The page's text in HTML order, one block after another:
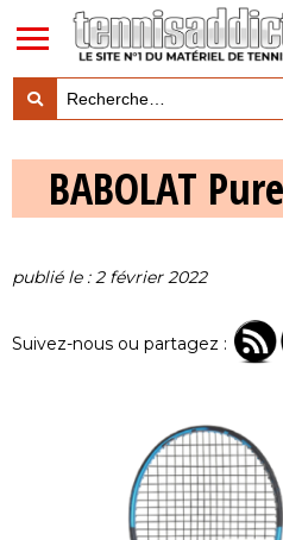
LES ACTUS
LES GUIDES
BABOLAT
publié le : 2 février 2022
Suivez-nous ou partagez :